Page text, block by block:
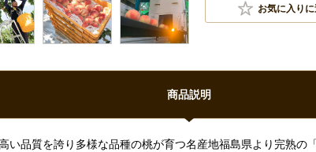
お気に入り
商品説明
品質を誇り多様な品種の桃が育つ名産地福島県より完熟の